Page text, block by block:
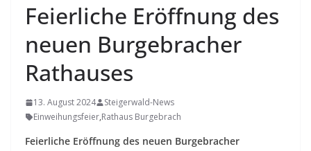
Feierliche Eröffnung des
neuen Burgebracher
Rathauses
13. August 2024
Steigerwald-News
Einweihungsfeier,Rathaus Burgebrach
Feierliche Eröffnung des neuen Burgebracher